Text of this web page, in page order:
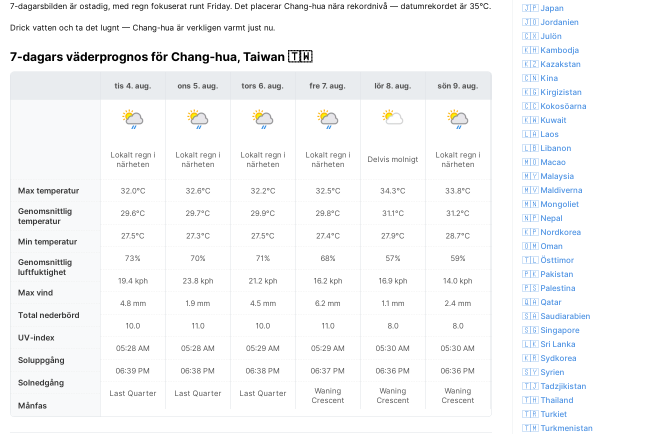
7-dagarsbilden är ostadig, med regn fokuserat runt Friday. Det placerar Chang-hua nära rekordnivå — datumrekordet är 35°C.
Drick vatten och ta det lugnt — Chang-hua är verkligen varmt just nu.
7-dagars väderprognos för Chang-hua, Taiwan 🇹🇼
Max temperatur
Genomsnittlig
temperatur
Min temperatur
Genomsnittlig
luftfuktighet
Max vind
Total nederbörd
UV-index
Soluppgång
Solnedgång
Månfas
tis 4. aug.
Lokalt regn i
närheten
32.0°C
29.6°C
27.5°C
73%
19.4 kph
4.8 mm
10.0
05:28 AM
06:39 PM
Last Quarter
ons 5. aug.
Lokalt regn i
närheten
32.6°C
29.7°C
27.3°C
70%
23.8 kph
1.9 mm
11.0
05:28 AM
06:38 PM
Last Quarter
tors 6. aug.
Lokalt regn i
närheten
32.2°C
29.9°C
27.5°C
71%
21.2 kph
4.5 mm
10.0
05:29 AM
06:38 PM
Last Quarter
fre 7. aug.
Lokalt regn i
närheten
32.5°C
29.8°C
27.4°C
68%
16.2 kph
6.2 mm
11.0
05:29 AM
06:37 PM
Waning
Crescent
lör 8. aug.
Delvis molnigt
34.3°C
31.1°C
27.9°C
57%
16.9 kph
1.1 mm
8.0
05:30 AM
06:36 PM
Waning
Crescent
sön 9. aug.
Lokalt regn i
närheten
33.8°C
31.2°C
28.7°C
59%
14.0 kph
2.4 mm
8.0
05:30 AM
06:36 PM
Waning
Crescent
Lokalt regn i
närheten
34.4°C
31.4°C
28.8°C
60%
22.3 kph
2.0 mm
7.0
05:30 AM
06:35 PM
🇯🇵 Japan
🇯🇴 Jordanien
🇨🇽 Julön
🇰🇭 Kambodja
🇰🇿 Kazakstan
🇨🇳 Kina
🇰🇬 Kirgizistan
🇨🇨 Kokosöarna
🇰🇼 Kuwait
🇱🇦 Laos
🇱🇧 Libanon
🇲🇴 Macao
🇲🇾 Malaysia
🇲🇻 Maldiverna
🇲🇳 Mongoliet
🇳🇵 Nepal
🇰🇵 Nordkorea
🇴🇲 Oman
🇹🇱 Östtimor
🇵🇰 Pakistan
🇵🇸 Palestina
🇶🇦 Qatar
🇸🇦 Saudiarabien
🇸🇬 Singapore
🇱🇰 Sri Lanka
🇰🇷 Sydkorea
🇸🇾 Syrien
🇹🇯 Tadzjikistan
🇹🇭 Thailand
🇹🇷 Turkiet
🇹🇲 Turkmenistan